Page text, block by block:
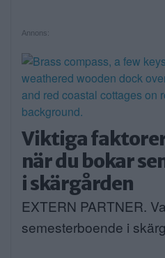
Annons:
Viktiga
när du bokar
i skärgården
EXTERN PARTNER.
semesterboende i